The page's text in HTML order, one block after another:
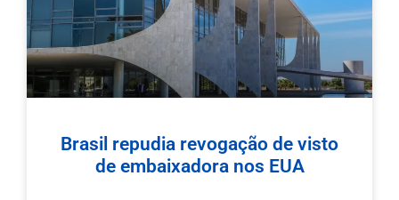
Brasil repudia revogação de visto
de embaixadora nos EUA